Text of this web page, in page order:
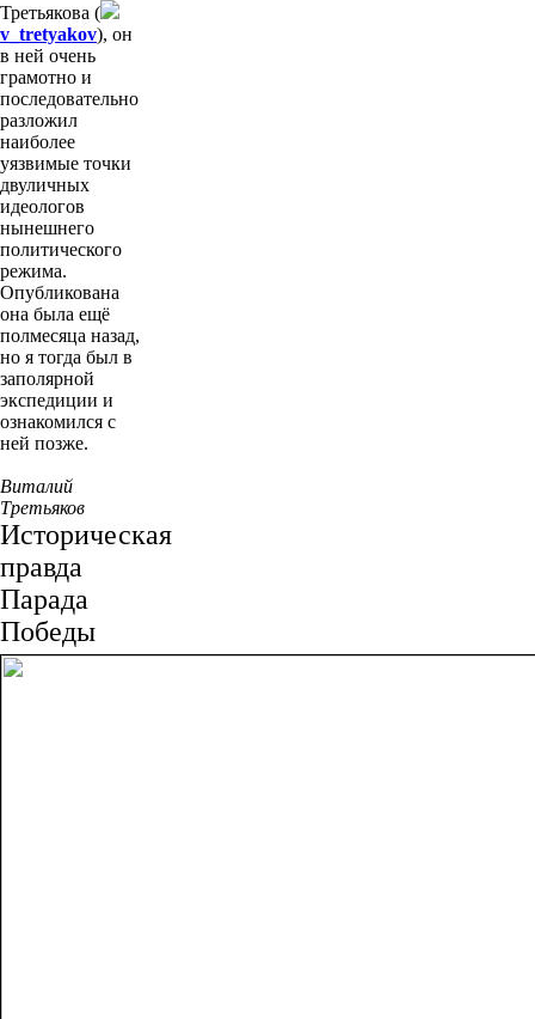
Третьякова (
v_tretyakov), он
в ней очень
грамотно и
последовательно
разложил
наиболее
уязвимые точки
двуличных
идеологов
нынешнего
политического
режима.
Опубликована
она была ещё
полмесяца назад,
но я тогда был в
заполярной
экспедиции и
ознакомился с
ней позже.
Виталий
Третьяков
Историческая
правда
Парада
Победы